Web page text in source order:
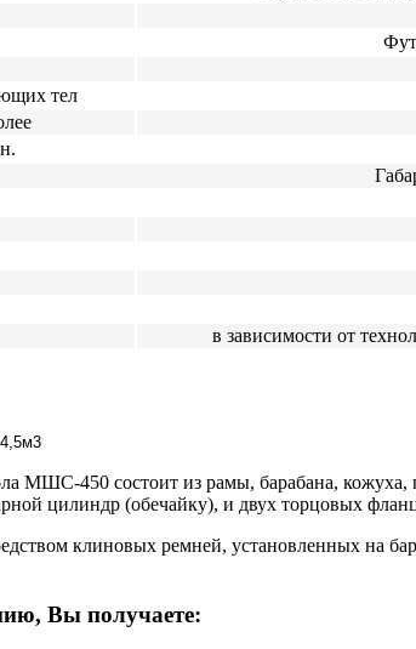
тел
в зависимости от
МШС-450 состоит из рамы, барабана, кожуха,
цилиндр (обечайку), и двух торцовых
клиновых ремней, установленных на
Вы получаете: